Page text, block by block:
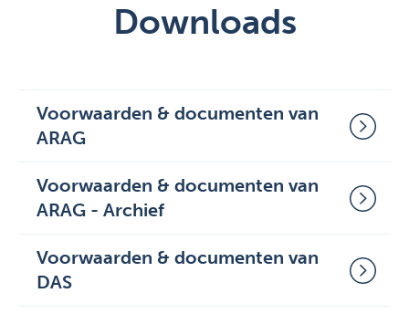
Downloads
Voorwaarden & documenten van
ARAG
Netwerkadvocaten ARAG 09 2016
ProRechtCombinatie zakelijke markt
2023
Voorwaarden & documenten van
ARAG - Archief
Voorwaarden ARAG
ProRechtCombinatie® (Para)medici
Voorwaarden & documenten van
DAS